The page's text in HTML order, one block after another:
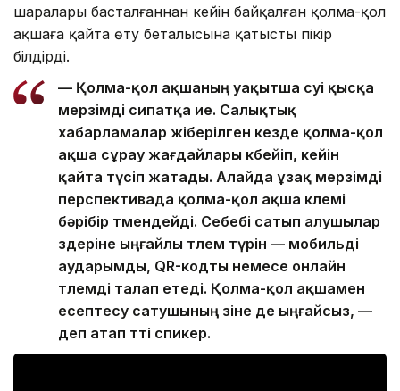
шаралары басталғаннан кейін байқалған қолма-қол
ақшаға қайта өту беталысына қатысты пікір
білдірді.
— Қолма-қол ақшаның уақытша өсуі қысқа
мерзімді сипатқа ие. Салықтық
хабарламалар жіберілген кезде қолма-қол
ақша сұрау жағдайлары көбейіп, кейін
қайта түсіп жатады. Алайда ұзақ мерзімді
перспективада қолма-қол ақша көлемі
бәрібір төмендейді. Себебі сатып алушылар
өздеріне ыңғайлы төлем түрін — мобильді
аударымды, QR-кодты немесе онлайн
төлемді талап етеді. Қолма-қол ақшамен
есептесу сатушының өзіне де ыңғайсыз, —
деп атап өтті спикер.